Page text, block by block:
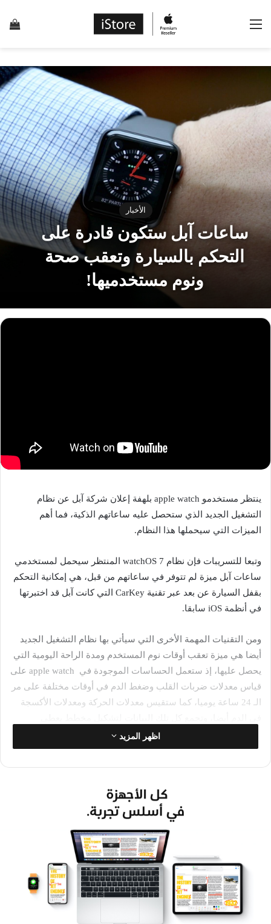
القائمة
الأخبار
ساعات آبل ستكون قادرة على
التحكم بالسيارة وتعقب صحة
ونوم مستخدميها!
ينتظر مستخدمو apple watch بلهفة إعلان شركة آبل عن نظام
التشغيل الجديد الذي ستحصل عليه ساعاتهم الذكية، فما أهم
الميزات التي سيحملها هذا النظام.
وتبعا للتسريبات فإن نظام watchOS 7 المنتظر سيحمل لمستخدمي
ساعات آبل ميزة لم تتوفر في ساعاتهم من قبل، هي إمكانية التحكم
بقفل السيارة عن بعد عبر تقنية CarKey التي كانت آبل قد اختبرتها
في أنظمة iOS سابقا.
ومن التقنيات المهمة الأخرى التي سيأتي بها نظام التشغيل الجديد
أيضا هي ميزة تعقب أوقات نوم المستخدم ومدة الراحة اليومية التي
يحصل عليها، إذ ستعمل الحساسات الموجودة في apple watch على
قياس معدلات ضربات القلب وضغط الدم في أوقات مختلفة على مر
الـ 24 ساعة يوميا، كما ستقيس معدلات الحركة ومعدلات الأكسجة
المستخدم تفاصيل عن معدلات الراحة والنوم والنشاط.
نبضات القلب ستعطي المستخدم تحذيرا ليتوجه إلى الطبيب.
بالوقت الذي يقضيه أبناؤهم في استعمال التطبيقات الموجودة على
ساعاتهم وهواتفهم الذكية، وميزات تسمح بالتحكم بواجهات التشغيل
الخاصة بـ apple watch.
آبل ووتش
اظهر المزيد